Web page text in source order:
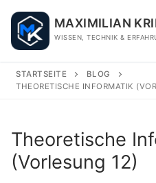
content
MAXIMILIAN
WISSEN, TECHNIK &
STARTSEITE
BLOG
THEORETISCHE INFORMATIK
Theoretische
(Vorlesung 12)